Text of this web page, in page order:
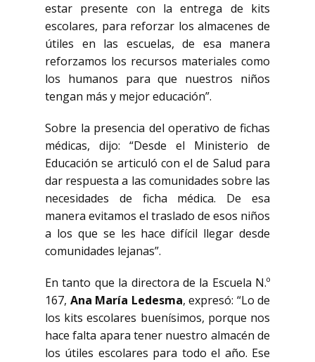
estar presente con la entrega de kits
escolares, para reforzar los almacenes de
útiles en las escuelas, de esa manera
reforzamos los recursos materiales como
los humanos para que nuestros niños
tengan más y mejor educación”.
Sobre la presencia del operativo de fichas
médicas, dijo: “Desde el Ministerio de
Educación se articuló con el de Salud para
dar respuesta a las comunidades sobre las
necesidades de ficha médica. De esa
manera evitamos el traslado de esos niños
a los que se les hace difícil llegar desde
comunidades lejanas”.
En tanto que la directora de la Escuela N.º
167, Ana María Ledesma, expresó: “Lo de
los kits escolares buenísimos, porque nos
hace falta apara tener nuestro almacén de
los útiles escolares para todo el año. Ese